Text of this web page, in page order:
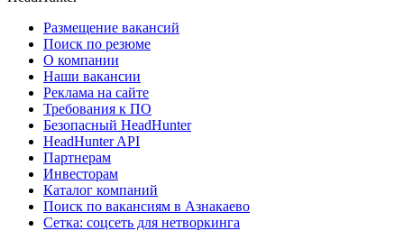
Размещение вакансий
Поиск по резюме
О компании
Наши вакансии
Реклама на сайте
Требования к ПО
Безопасный HeadHunter
HeadHunter API
Партнерам
Инвесторам
Каталог компаний
Поиск по вакансиям в Азнакаево
Сетка: соцсеть для нетворкинга